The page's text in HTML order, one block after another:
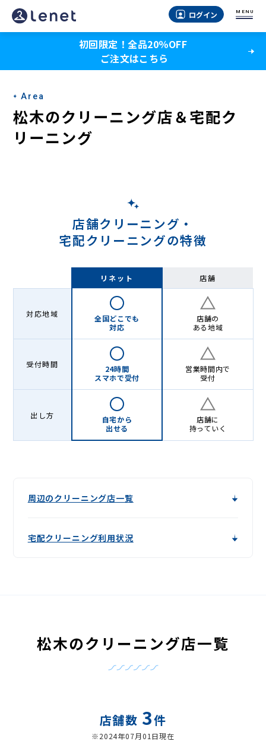
松
木
宅
配
ク
Lenet〈リ
ネ
ログイン MENU
初回限定！全品20％OFF
ご注文はこちら
Area
松木のクリーニング店＆宅配ク
リーニング
店舗クリーニング・
宅配クリーニングの特徴
リネット 店舗
対応地域
全国どこでも
対応
店舗の
ある地域
受付時間
24時間
スマホで受付
営業時間内で
受付
出し方
自宅から
出せる
店舗に
持っていく
周辺のクリーニング店一覧
宅配クリーニング利用状況
松木のクリーニング店一覧
店舗数 3件
※2024年07月01日現在